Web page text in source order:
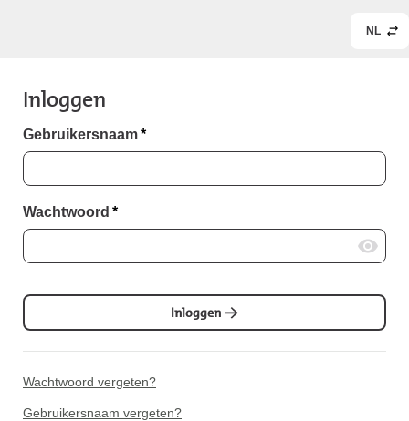
NL
Inloggen
Gebruikersnaam*
Wachtwoord *
Inloggen
Wachtwoord vergeten?
Gebruikersnaam vergeten?